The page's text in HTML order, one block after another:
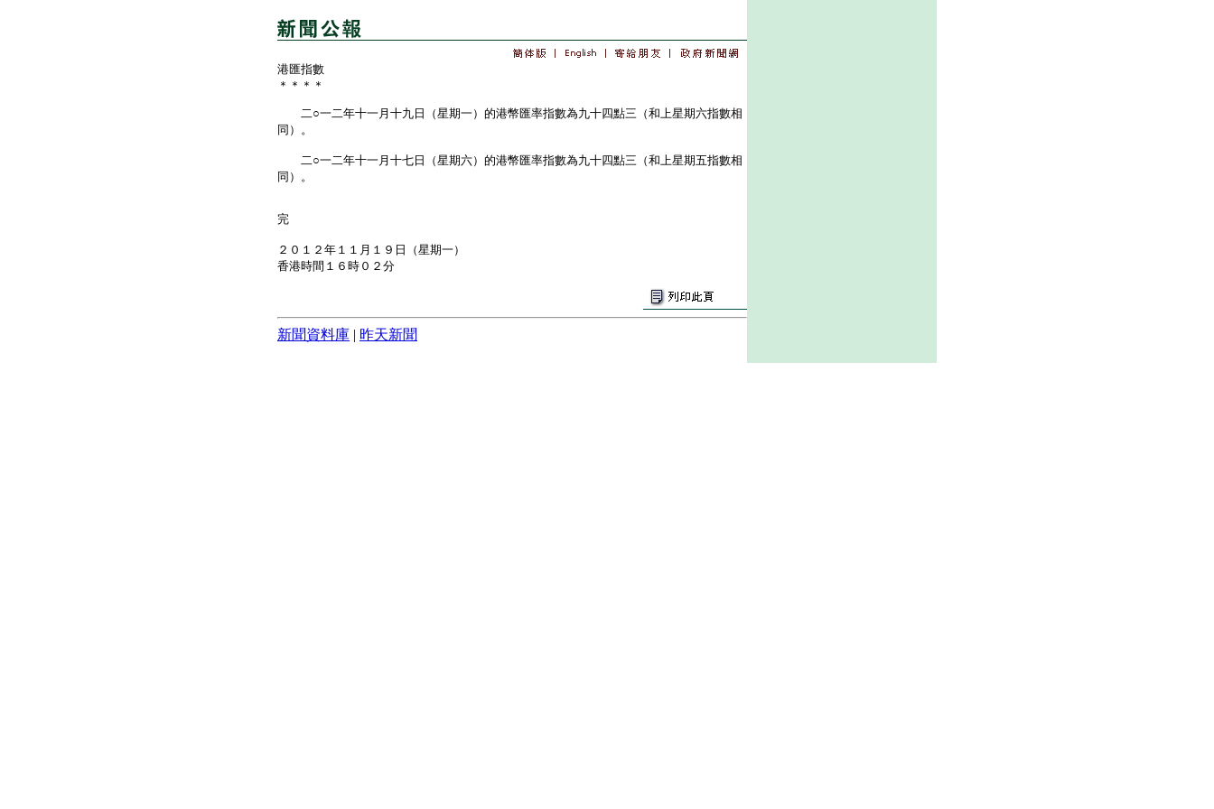
港匯指數
＊＊＊＊
二○一二年十一月十九日（星期一）的港幣匯率指數為九十四點三（和上星期六指數相
同）。
二○一二年十一月十七日（星期六）的港幣匯率指數為九十四點三（和上星期五指數相
同）。
完
２０１２年１１月１９日（星期一）
香港時間１６時０２分
新聞資料庫 | 昨天新聞